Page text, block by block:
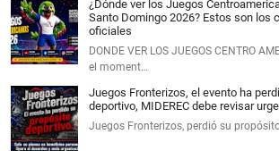
¿Dónde ver los Juegos
Santo Domingo 2026? Estos son los
oficiales
DONDE VER LOS JUEGOS CENTRO
el moment…
Juegos Fronterizos, el evento ha
deportivo, MIDEREC debe revisar
Juegos Fronterizos, perdió su